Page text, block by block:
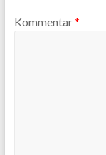
Kommentar*